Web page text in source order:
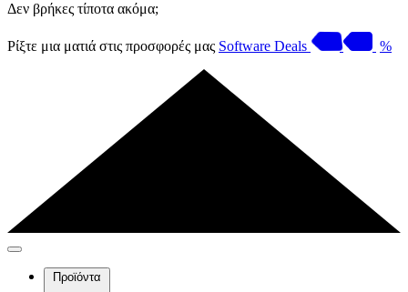
Δεν βρήκες τίποτα ακόμα;
Ρίξτε μια ματιά στις προσφορές μας Software Deals %
Προϊόντα